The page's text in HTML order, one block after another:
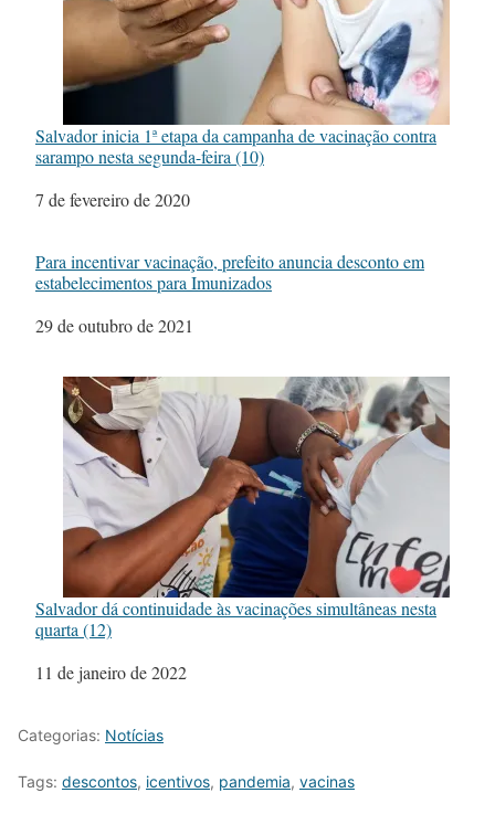
Salvador inicia 1ª etapa da campanha de vacinação contra
sarampo nesta segunda-feira (10)
Data
7 de fevereiro de 2020
Para incentivar vacinação, prefeito anuncia desconto em
estabelecimentos para Imunizados
Data
29 de outubro de 2021
Salvador dá continuidade às vacinações simultâneas nesta
quarta (12)
Data
11 de janeiro de 2022
Categorias: Notícias
Tags: descontos, icentivos, pandemia, vacinas